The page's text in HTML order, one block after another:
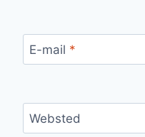
E-mail *
Websted